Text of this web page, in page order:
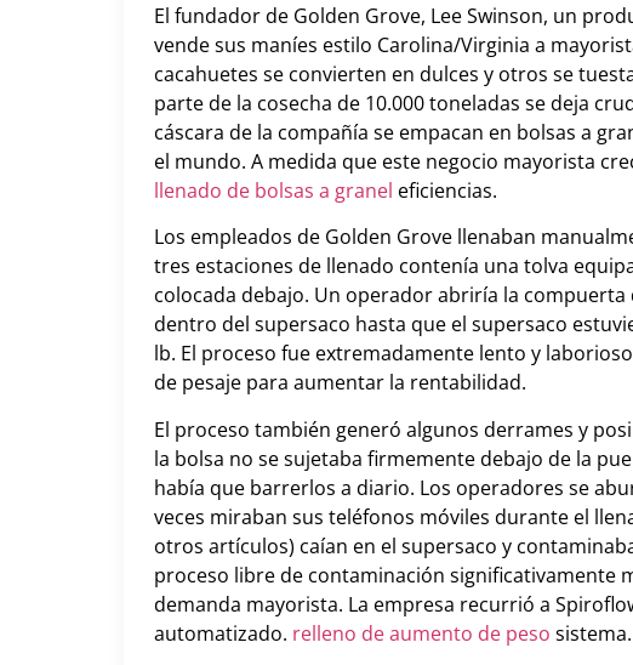
El fundador de Golden Grove, Lee Swinson, un
vende sus maníes estilo Carolina/Virginia a
cacahuetes se convierten en dulces y otros se
parte de la cosecha de 10.000 toneladas se deja
cáscara de la compañía se empacan en bolsas a
el mundo. A medida que este negocio mayorista
llenado de bolsas a granel eficiencias.
Los empleados de Golden Grove llenaban
tres estaciones de llenado contenía una tolva
colocada debajo. Un operador abriría la
dentro del supersaco hasta que el supersaco
lb. El proceso fue extremadamente lento y
de pesaje para aumentar la rentabilidad.
El proceso también generó algunos derrames y
la bolsa no se sujetaba firmemente debajo de la
había que barrerlos a diario. Los operadores se
veces miraban sus teléfonos móviles durante el
otros artículos) caían en el supersaco y
proceso libre de contaminación significativamente
demanda mayorista. La empresa recurrió a
automatizado. relleno de aumento de peso sistema.